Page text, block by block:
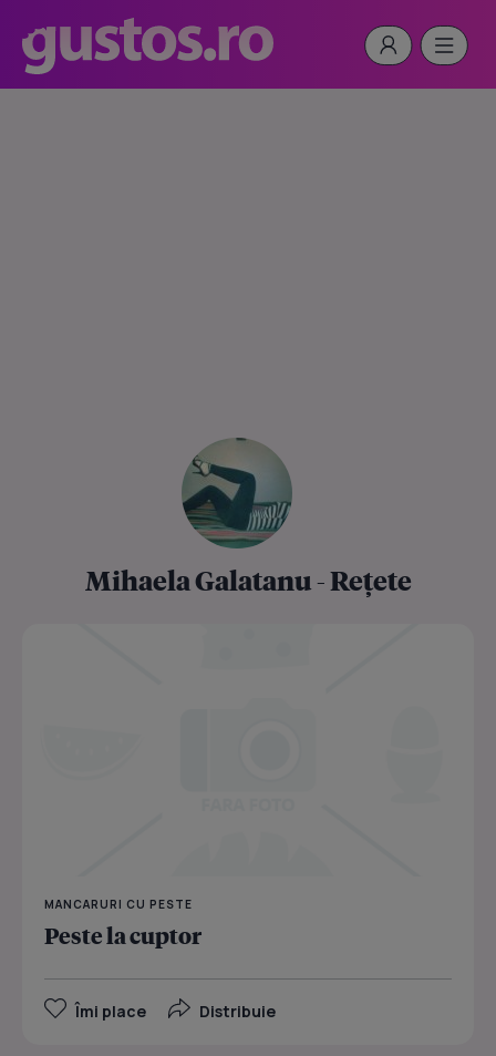
Mihaela Galatanu - Rețete
MANCARURI CU PESTE
Peste la cuptor
Îmi place Distribuie